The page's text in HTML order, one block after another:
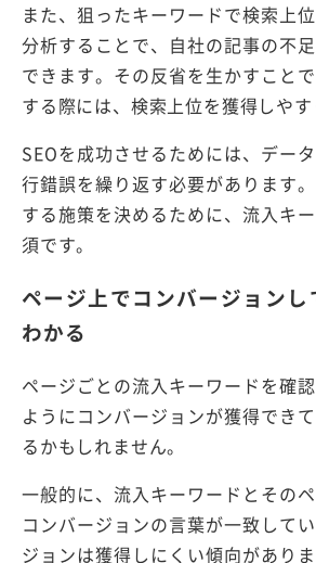
また、狙ったキーワードで検索上
分析することで、自社の記事の不
できます。その反省を生かすこと
する際には、検索上位を獲得しやす
SEOを成功させるためには、デー
行錯誤を繰り返す必要があります
する施策を決めるために、流入キ
須です。
ページ上でコンバージョン
わかる
ページごとの流入キーワードを確
ようにコンバージョンが獲得でき
るかもしれません。
一般的に、流入キーワードとその
コンバージョンの言葉が一致して
ジョンは獲得しにくい傾向があり